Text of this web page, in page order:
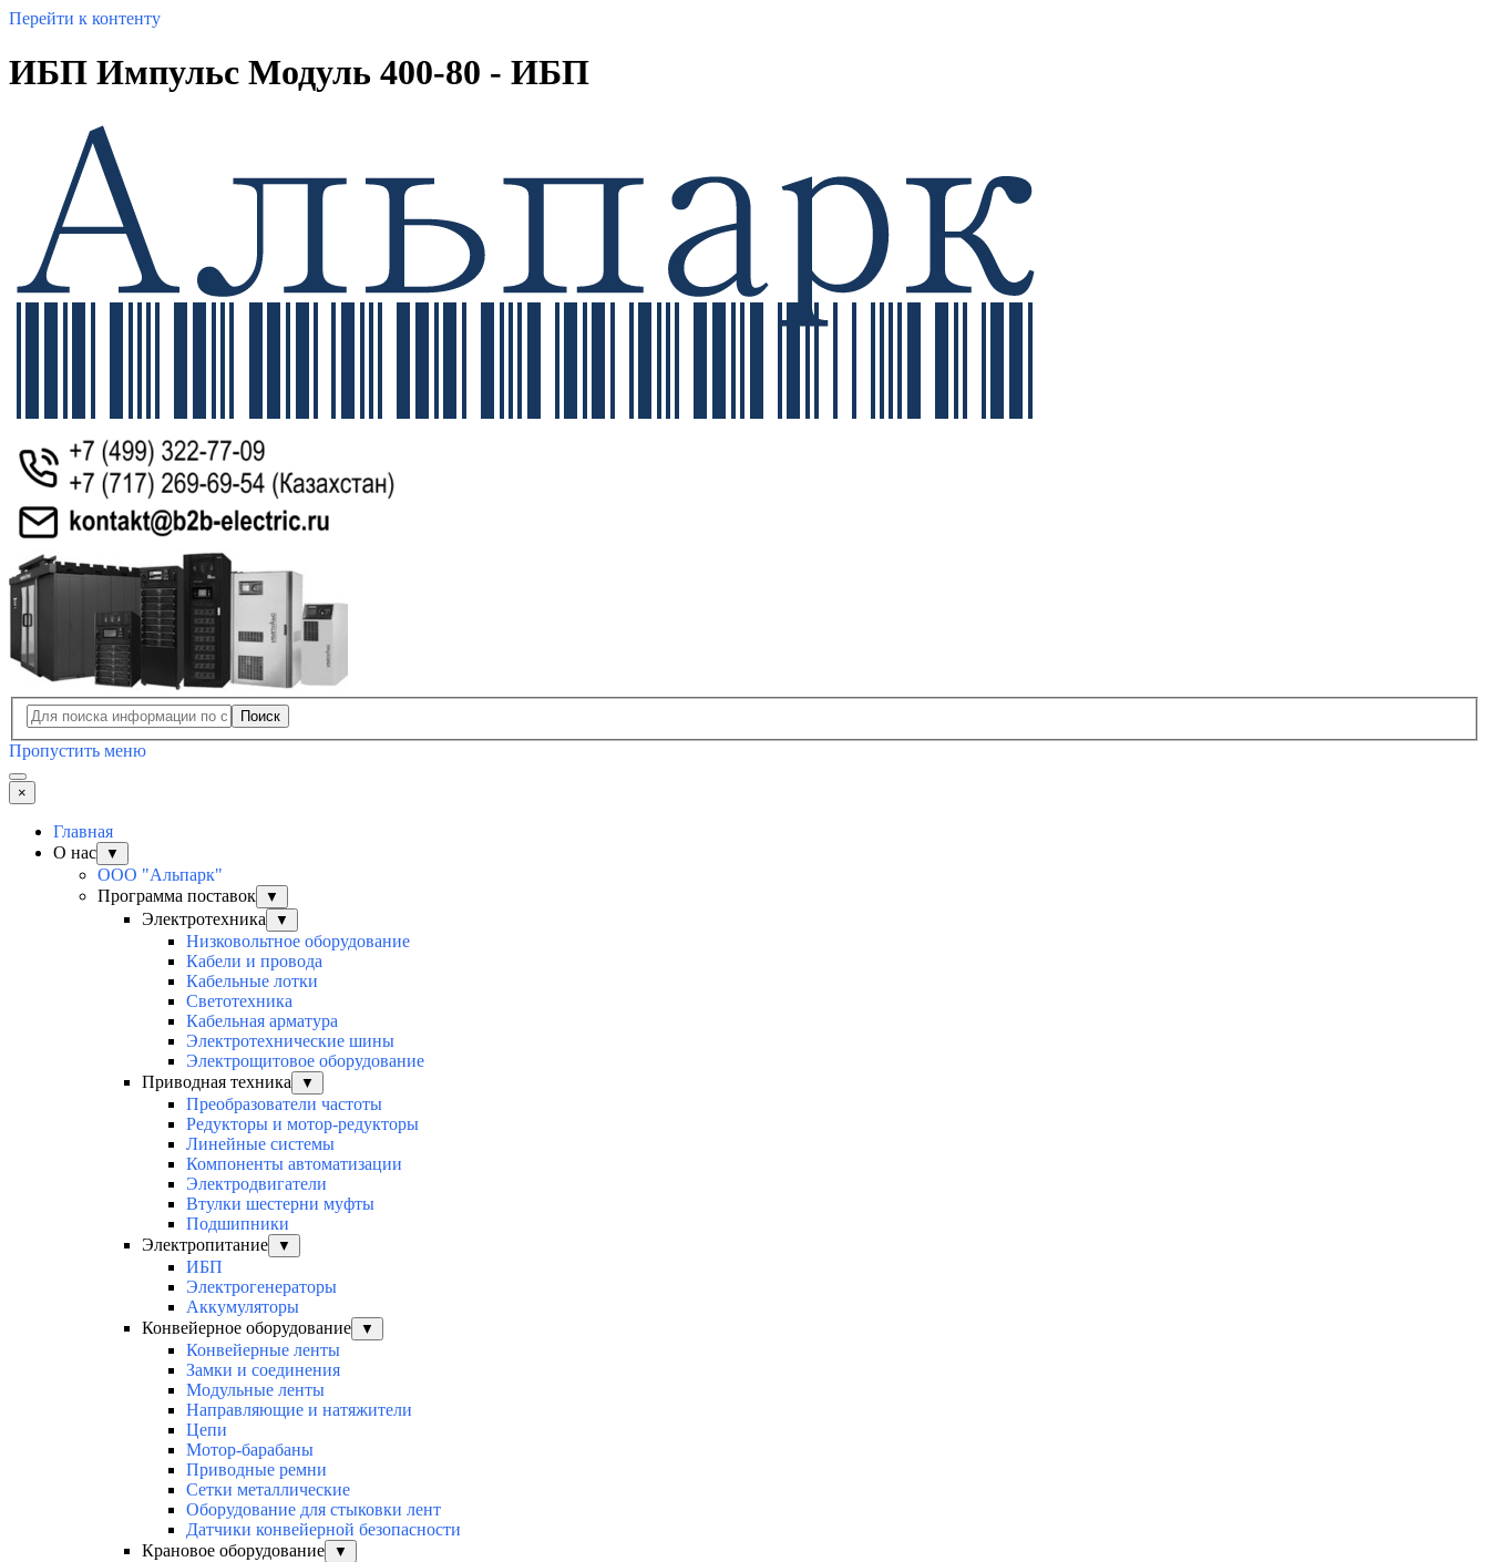
Перейти к контенту
ИБП Импульс Модуль 400-80 - ИБП
Поиск
Пропустить меню
×
Главная
О нас
▼
ООО "Альпарк"
Программа поставок
▼
Электротехника ▼
Низковольтное оборудование
Кабели и провода
Кабельные лотки
Светотехника
Кабельная арматура
Электротехнические шины
Электрощитовое оборудование
Приводная техника
▼
Преобразователи частоты
Редукторы и мотор-редукторы
Линейные системы
Компоненты автоматизации
Электродвигатели
Втулки шестерни муфты
Подшипники
Электропитание
▼
ИБП
Электрогенераторы
Аккумуляторы
Конвейерное оборудование
▼
Конвейерные ленты
Замки и соединения
Модульные ленты
Направляющие и натяжители
Цепи
Мотор-барабаны
Приводные ремни
Сетки металлические
Оборудование для стыковки лент
Датчики конвейерной безопасности
Крановое оборудование
▼